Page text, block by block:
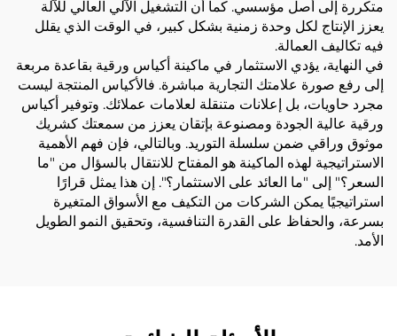
متكررة إلى أصل مؤسسي. كما أن التشغيل الآلي العالي للآلة
يعزز الإنتاج لكل وحدة زمنية بشكل كبير، في الوقت الذي يقلل
فيه تكاليف العمالة.
في النهاية، يؤدي الاستثمار في ماكينة أكياس ورقية بقاعدة مربعة
إلى رفع صورة علامتك التجارية مباشرة. فالأكياس المنتجة ليست
مجرد حاويات، بل إعلانات متنقلة لعلامات عملائك. وتوفير أكياس
ورقية عالية الجودة ومصنوعة بإتقان يعزز من سمعتك كشريك
موثوق وراقي ضمن سلسلة التوريد. وبالتالي، فإن فهم الأهمية
الاستراتيجية لهذه الماكينة هو المفتاح للانتقال بالسؤال من "ما
السعر؟" إلى "ما العائد على الاستثمار؟". إن هذا يمثل قرارًا
استراتيجيًا يمكن الشركات من التكيف مع الأسواق المتغيرة
بسرعة، والحفاظ على القدرة التنافسية، وتحقيق النمو الطويل
الأمد.